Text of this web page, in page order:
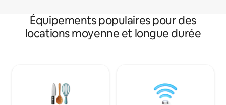
Équipements populaires pour des
locations moyenne et longue durée